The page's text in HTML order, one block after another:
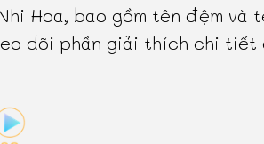
Hoa, bao gồm tên đệm và
dõi phần giải thích chi tiết